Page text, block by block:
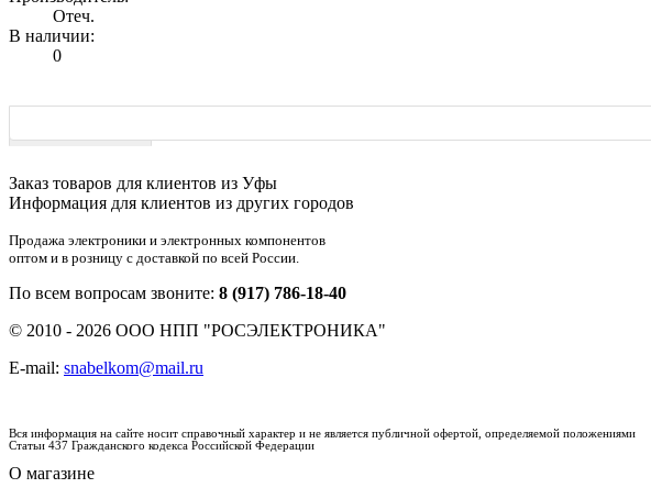
Отеч.
В наличии:
0
Заказ товаров для клиентов из Уфы
Информация для клиентов из других городов
Продажа электроники и электронных компонентов
оптом и в розницу с доставкой по всей России.
По всем вопросам звоните: 8 (917) 786-18-40
© 2010 - 2026 ООО НПП "РОСЭЛЕКТРОНИКА"
E-mail: snabelkom@mail.ru
Вся информация на сайте носит справочный характер и не является публичной офертой, определяемой положениями
Статьи 437 Гражданского кодекса Российской Федерации
О магазине